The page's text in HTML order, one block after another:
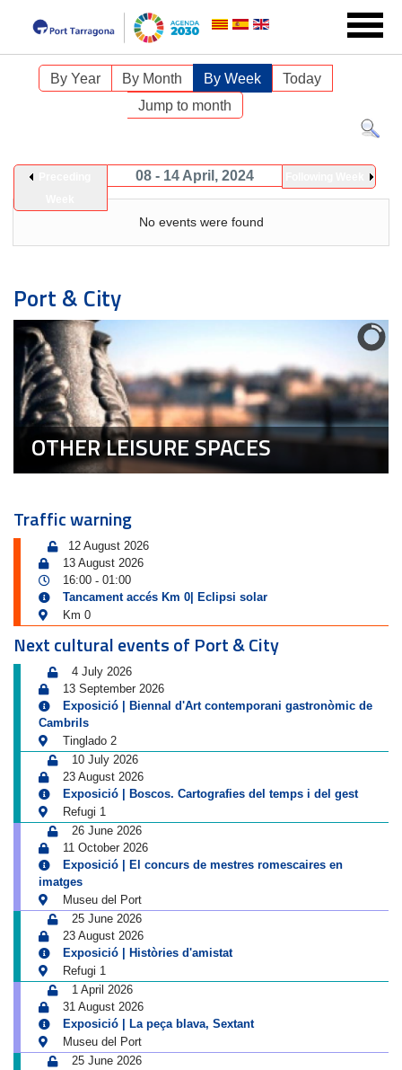
By Year By Month By Week
Today
Jump to month
08 - 14 April, 2024
No events were found
Port & City
OTHER LEISURE SPACES
Traffic warning
12 August 2026
13 August 2026
16:00 - 01:00
Tancament accés Km 0| Eclipsi solar
Km 0
Next cultural events of Port & City
4 July 2026
13 September 2026
Exposició | Biennal d'Art contemporani gastronòmic de
Cambrils
Tinglado 2
10 July 2026
23 August 2026
Exposició | Boscos. Cartografies del temps i del gest
Refugi 1
26 June 2026
11 October 2026
Exposició | El concurs de mestres romescaires en
imatges
Museu del Port
25 June 2026
23 August 2026
Exposició | Històries d'amistat
Refugi 1
1 April 2026
31 August 2026
Exposició | La peça blava, Sextant
Museu del Port
25 June 2026